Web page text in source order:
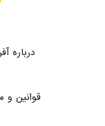
درباره
قوانین و